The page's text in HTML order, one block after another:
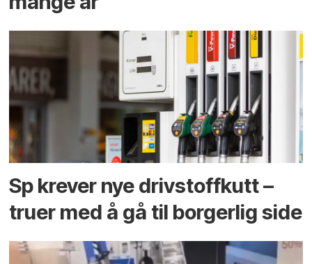
Sp krever nye drivstoffkutt –
truer med å gå til borgerlig side